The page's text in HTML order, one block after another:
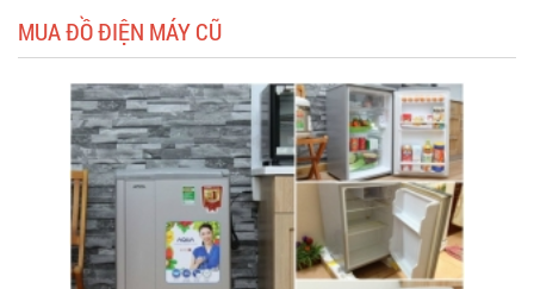
MUA ĐỒ ĐIỆN MÁY CŨ